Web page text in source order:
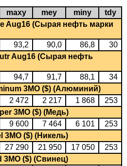
maxy mey miny
tdy
Aug16 (Сырая нефть марки
93,2 90,0 86,8
30
Aug16 (Сырая нефть
94,7 91,7 88,1
34
3MO ($) (Алюминий)
2 472 2 217 1 868
253
3MO ($) (Медь)
9 600 7 464 6 101
253
3MO ($) (Никель)
27 290 21 950 17 050
253
3MO ($) (Свинец)